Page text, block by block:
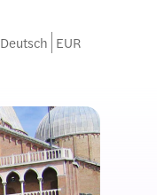
Deutsch EUR